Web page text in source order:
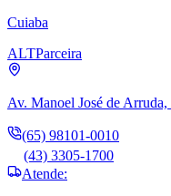
Cuiaba
ALTParceira
Av. Manoel José de
(65) 98101-0010
(43) 3305-1700
Atende: